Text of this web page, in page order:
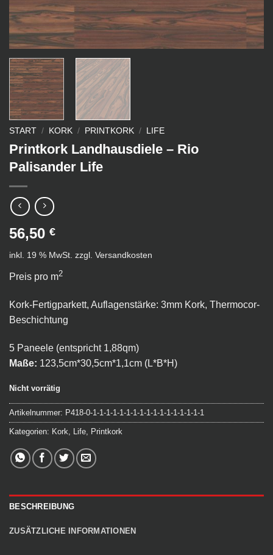
START / KORK / PRINTKORK / LIFE
Printkork Landhausdiele – Rio
Palisander Life
56,50 €
inkl. 19 % MwSt. zzgl. Versandkosten
Preis pro m2
Kork-Fertigparkett, Auflagenstärke: 3mm Kork, Thermocor-
Beschichtung
5 Paneele (entspricht 1,88qm)
Maße: 123,5cm*30,5cm*1,1cm (L*B*H)
Nicht vorrätig
Artikelnummer: P418-0-1-1-1-1-1-1-1-1-1-1-1-1-1-1-1-1-1
Kategorien: Kork Life Printkork
BESCHREIBUNG
ZUSÄTZLICHE INFORMATIONEN